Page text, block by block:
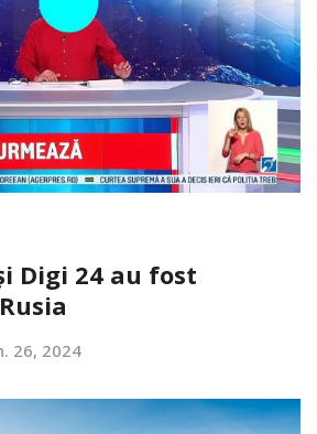
Digi 24 au fost
26, 2024